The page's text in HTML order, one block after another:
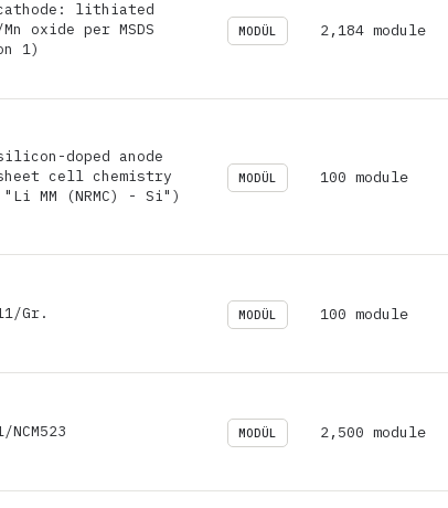
lithiated
oxide per MSDS
1)
MODÜL 2,184 module
doped anode
cell chemistry
MM (NRMC) - Si")
MODÜL 100 module
Gr. MODÜL 100 module
NCM523 MODÜL 2,500 module